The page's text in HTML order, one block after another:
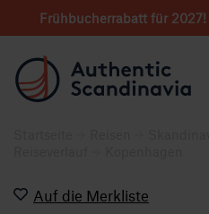
Frühbucherrabatt für 2027!
Auf die Merkliste